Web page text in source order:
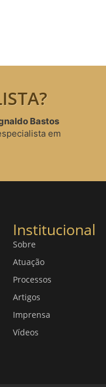
Bastos
em
Institucional
Sobre
Atuação
Processos
Artigos
Imprensa
Vídeos